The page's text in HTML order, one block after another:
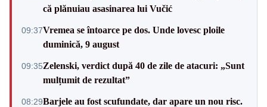
că plănuiau asasinarea lui Vučić
09:37Vremea se întoarce pe dos. Unde lovesc ploile
duminică, 9 august
09:35Zelenski, verdict după 40 de zile de atacuri: „Sunt
mulțumit de rezultat”
08:29Barjele au fost scufundate, dar apare un nou risc.